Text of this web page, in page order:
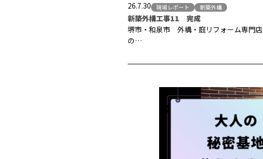
26.7.30 現場レポート 新築外構
新築外構工事11 完成
堺市・和泉市 外構・庭リフォーム専門店
の…